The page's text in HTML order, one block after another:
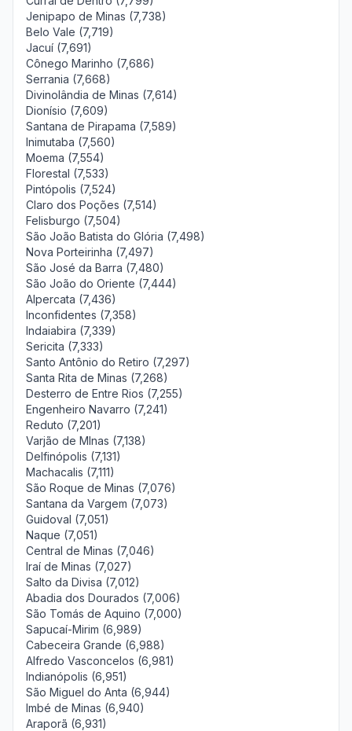
Jenipapo de Minas (7,738)
Belo Vale (7,719)
Jacuí (7,691)
Cônego Marinho (7,686)
Serrania (7,668)
Divinolândia de Minas (7,614)
Dionísio (7,609)
Santana de Pirapama (7,589)
Inimutaba (7,560)
Moema (7,554)
Florestal (7,533)
Pintópolis (7,524)
Claro dos Poções (7,514)
Felisburgo (7,504)
São João Batista do Glória (7,498)
Nova Porteirinha (7,497)
São José da Barra (7,480)
São João do Oriente (7,444)
Alpercata (7,436)
Inconfidentes (7,358)
Indaiabira (7,339)
Sericita (7,333)
Santo Antônio do Retiro (7,297)
Santa Rita de Minas (7,268)
Desterro de Entre Rios (7,255)
Engenheiro Navarro (7,241)
Reduto (7,201)
Varjão de MInas (7,138)
Delfinópolis (7,131)
Machacalis (7,111)
São Roque de Minas (7,076)
Santana da Vargem (7,073)
Guidoval (7,051)
Naque (7,051)
Central de Minas (7,046)
Iraí de Minas (7,027)
Salto da Divisa (7,012)
Abadia dos Dourados (7,006)
São Tomás de Aquino (7,000)
Sapucaí-Mirim (6,989)
Cabeceira Grande (6,988)
Alfredo Vasconcelos (6,981)
Indianópolis (6,951)
São Miguel do Anta (6,944)
Imbé de Minas (6,940)
Araporã (6,931)